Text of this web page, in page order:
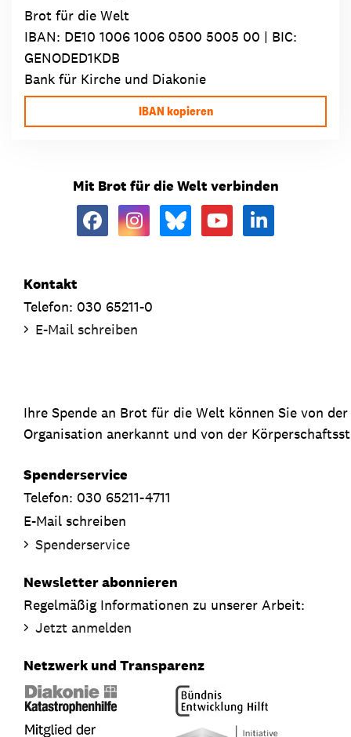
Brot für die Welt
IBAN: DE10 1006 1006 0500 5005 00 | BIC:
GENODED1KDB
Bank für Kirche und Diakonie
IBAN kopieren
Mit Brot für die Welt verbinden
Kontakt
Telefon: 030 65211-0
E-Mail schreiben
Ihre Spende an Brot für die Welt können Sie von
Organisation anerkannt und von der
Spenderservice
Telefon: 030 65211-4711
E-Mail schreiben
Spenderservice
Newsletter abonnieren
Regelmäßig Informationen zu unserer Arbeit:
Jetzt anmelden
Netzwerk und Transparenz